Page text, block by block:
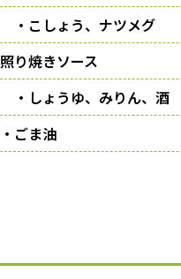
・こしょう、ナツメグ
照り焼きソース
・しょうゆ、みりん、酒
・ごま油